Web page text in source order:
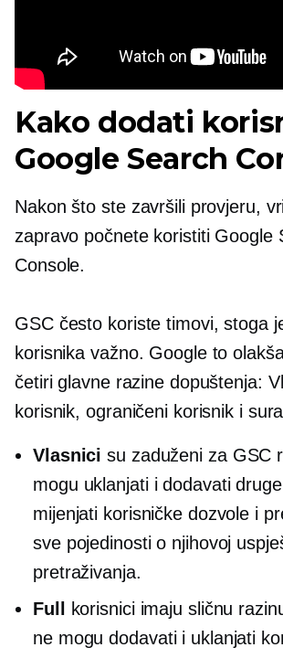
Kako dodati
Google Search
Nakon što ste završili provjeru,
zapravo počnete koristiti Google
Console.
GSC često koriste timovi, stoga
korisnika važno. Google to
četiri glavne razine dopuštenja:
korisnik, ograničeni korisnik i
Vlasnici su zaduženi za GSC
mogu uklanjati i dodavati
mijenjati korisničke dozvole i
sve pojedinosti o njihovoj
pretraživanja.
Full
korisnici imaju sličnu
ne mogu dodavati i uklanjati